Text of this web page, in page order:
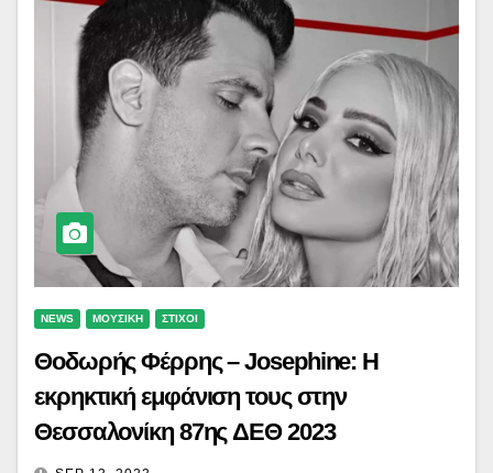
NEWS ΜΟΥΣΙΚΗ ΣΤΙΧΟΙ
Θοδωρής Φέρρης – Josephine: Η
εκρηκτική εμφάνιση τους στην
Θεσσαλονίκη 87ης ΔΕΘ 2023